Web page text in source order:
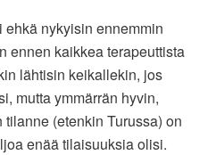
nykyisin ennemmin
ennen kaikkea terapeuttista
lähtisin keikallekin, jos
mutta ymmärrän hyvin,
(etenkin Turussa) on
enää tilaisuuksia olisi.